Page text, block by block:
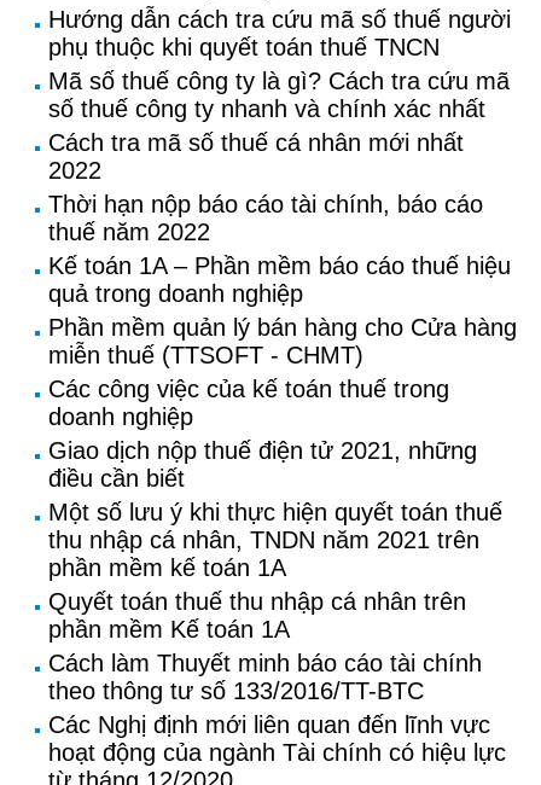
Hướng dẫn cách tra cứu mã số thuế người
phụ thuộc khi quyết toán thuế TNCN
Mã số thuế công ty là gì? Cách tra cứu mã
số thuế công ty nhanh và chính xác nhất
Cách tra mã số thuế cá nhân mới nhất
2022
Thời hạn nộp báo cáo tài chính, báo cáo
thuế năm 2022
Kế toán 1A – Phần mềm báo cáo thuế hiệu
quả trong doanh nghiệp
Phần mềm quản lý bán hàng cho Cửa hàng
miễn thuế (TTSOFT - CHMT)
Các công việc của kế toán thuế trong
doanh nghiệp
Giao dịch nộp thuế điện tử 2021, những
điều cần biết
Một số lưu ý khi thực hiện quyết toán thuế
thu nhập cá nhân, TNDN năm 2021 trên
phần mềm kế toán 1A
Quyết toán thuế thu nhập cá nhân trên
phần mềm Kế toán 1A
Cách làm Thuyết minh báo cáo tài chính
theo thông tư số 133/2016/TT-BTC
Các Nghị định mới liên quan đến lĩnh vực
hoạt động của ngành Tài chính có hiệu lực